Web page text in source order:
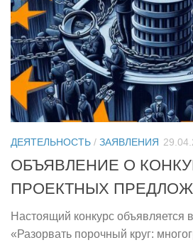
ДЕЯТЕЛЬНОСТЬ / ЗАЯВЛЕНИЯ
ОБЪЯВЛЕНИЕ О
ПРОЕКТНЫХ
Настоящий конкурс объявляется
«Разорвать порочный круг: